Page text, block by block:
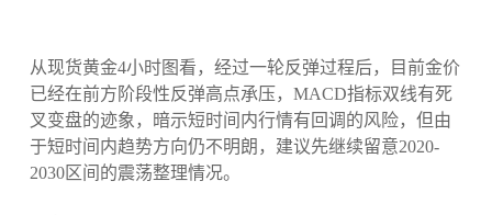
从现货黄金4小时图看，经过一轮反弹过程后，目前金价
已经在前方阶段性反弹高点承压，MACD指标双线有死
叉变盘的迹象，暗示短时间内行情有回调的风险，但由
于短时间内趋势方向仍不明朗，建议先继续留意2020-
2030区间的震荡整理情况。